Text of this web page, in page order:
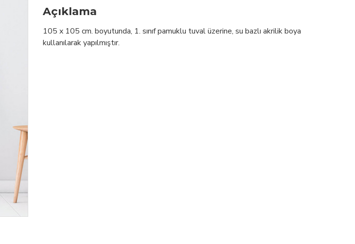
Açıklama
105 x 105 cm. boyutunda, 1. sınıf pamuklu tuval üzerine, su bazlı akrilik boya
kullanılarak yapılmıştır.